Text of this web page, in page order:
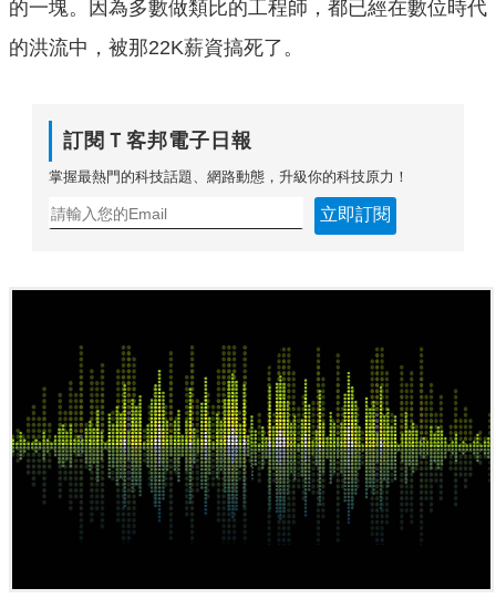
的一塊。因為多數做類比的工程師，都已經在數位時代
的洪流中，被那22K薪資搞死了。
訂閱Ｔ客邦電子日報
掌握最熱門的科技話題、網路動態，升級你的科技原力！
立即訂閱